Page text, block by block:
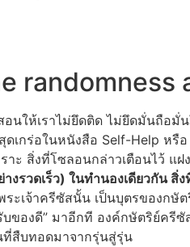
randomness
นให้เราไม่ยึดติด ไม่ยึดมั่นถือ
ดเกร่อในหนังสือ Self-Help ห
ะ สิ่งที่โซลอนกล่าวเตือนไว้ แ
งรวดเร็ว) ในทำนองเดียวกัน
ะเจ้าครีซัสนั้น เป็นบุตรของก
บของดี” มาอีกที องค์กษัตริย์ค
สืบทอดมาจากรุ่นสู่รุ่น